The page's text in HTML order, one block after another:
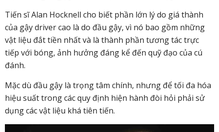
Tiến sĩ Alan Hocknell cho biết phần lớn lý do giá thành
của gậy driver cao là do đầu gậy, vì nó bao gồm những
vật liệu đắt tiền nhất và là thành phần tương tác trực
tiếp với bóng, ảnh hưởng đáng kể đến quỹ đạo của cú
đánh.
Mặc dù đầu gậy là trọng tâm chính, nhưng để tối đa hóa
hiệu suất trong các quy định hiện hành đòi hỏi phải sử
dụng các vật liệu khá tiên tiến.